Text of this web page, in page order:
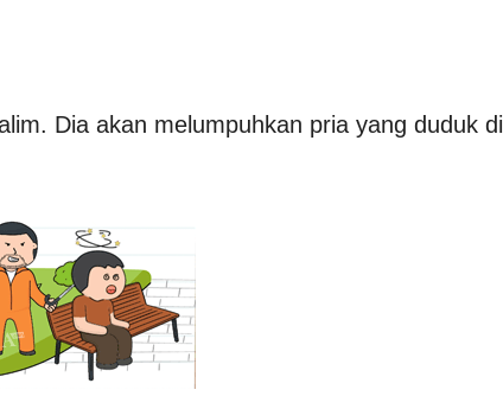
Dia akan melumpuhkan pria yang duduk di